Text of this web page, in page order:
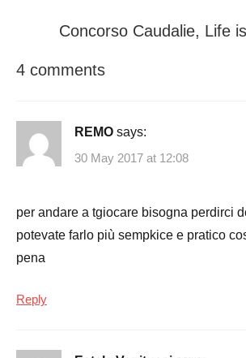
Concorso Caudalie, Life
4 comments
REMO says:
30 May 2017 at 12:08
per andare a tgiocare bisogna perdirci
potevate farlo più sempkice e pratico
pena
Reply